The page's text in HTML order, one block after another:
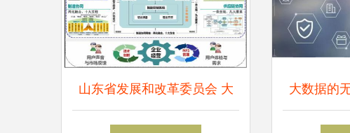
山东省发展和改革委员会 大 大数据的